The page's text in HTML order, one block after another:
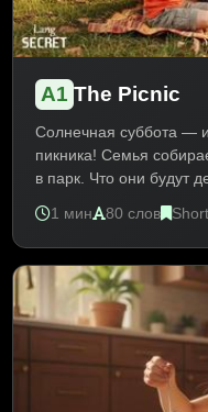
A1 The Picnic
Солнечная суббота —
пикника! Семья
в парк. Что они будут
радостях жизни. Текст
природе и отдыхе.
1 мин 80 слов